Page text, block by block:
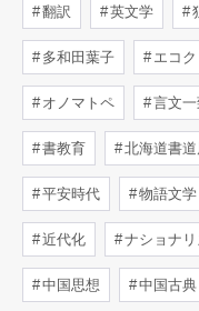
翻訳 英文学
多和田葉子 エコク
オノマトペ 言文一
書教育 北海道書道
平安時代 物語文学
近代化 ナショナリ
中国思想 中国古典